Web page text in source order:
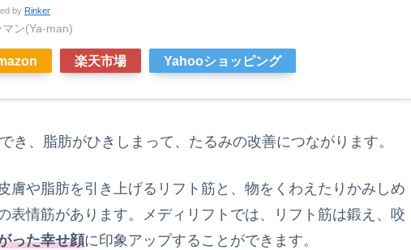
by Rinker
マン(Ya-man)
楽天市場 Yahooショッピング
き、脂肪がひきしまって、たるみの改善につながります。
膚や脂肪を引き上げるリフト筋と、物をくわえたりかみしめ
表情筋があります。メディリフトでは、リフト筋は鍛え、咬
った幸せ顔に印象アップすることができます。